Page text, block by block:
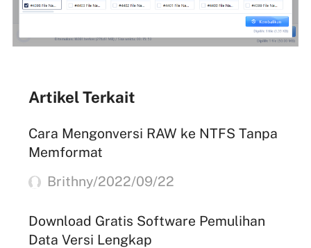
Artikel Terkait
Cara Mengonversi RAW ke NTFS Tanpa
Memformat
Brithny/2022/09/22
Download Gratis Software Pemulihan
Data Versi Lengkap